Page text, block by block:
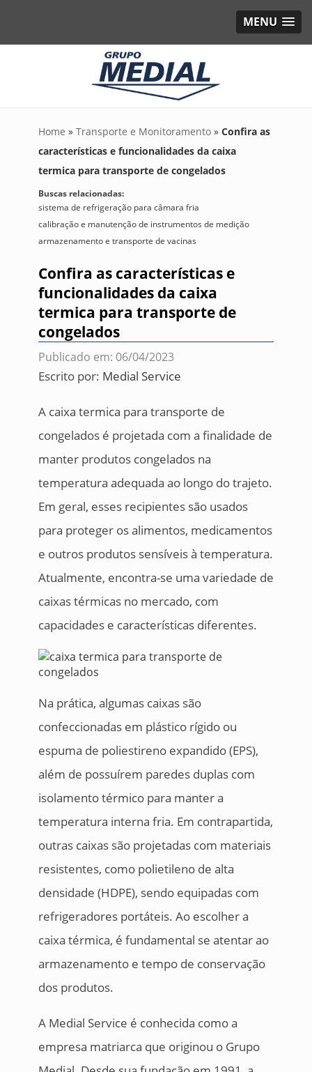
MENU
Home » Transporte e Monitoramento » Confira as
características e funcionalidades da caixa
termica para transporte de congelados
Buscas relacionadas:
sistema de refrigeração para câmara fria
calibração e manutenção de instrumentos de medição
armazenamento e transporte de vacinas
Confira as características e
funcionalidades da caixa
termica para transporte de
congelados
Publicado em: 06/04/2023
Escrito por: Medial Service
A caixa termica para transporte de
congelados é projetada com a finalidade de
manter produtos congelados na
temperatura adequada ao longo do trajeto.
Em geral, esses recipientes são usados
para proteger os alimentos, medicamentos
e outros produtos sensíveis à temperatura.
Atualmente, encontra-se uma variedade de
caixas térmicas no mercado, com
capacidades e características diferentes.
Na prática, algumas caixas são
confeccionadas em plástico rígido ou
espuma de poliestireno expandido (EPS),
além de possuírem paredes duplas com
isolamento térmico para manter a
temperatura interna fria. Em contrapartida,
outras caixas são projetadas com materiais
resistentes, como polietileno de alta
densidade (HDPE), sendo equipadas com
refrigeradores portáteis. Ao escolher a
caixa térmica, é fundamental se atentar ao
armazenamento e tempo de conservação
dos produtos.
A Medial Service é conhecida como a
empresa matriarca que originou o Grupo